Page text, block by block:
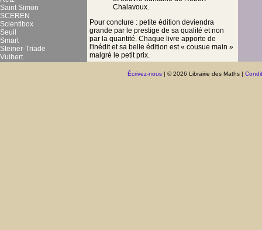
Saint Simon
SCEREN
Scientibox
Seuil
Smart
Steiner-Triade
Vuibert
Chalavoux.
Pour conclure : petite édition deviendra
grande par le prestige de sa qualité et non
par la quantité. Chaque livre apporte de
l'inédit et sa belle édition est « cousue main »
malgré le petit prix.
Écrivez-nous| © 2026 Librairie des Maths |